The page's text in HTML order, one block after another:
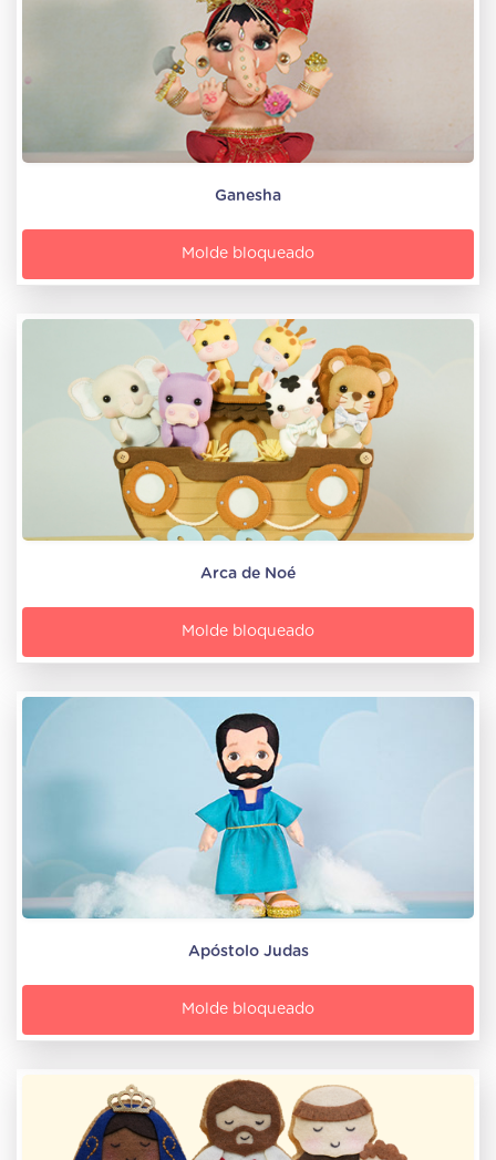
Ganesha
Molde bloqueado
Arca de Noé
Molde bloqueado
Apóstolo Judas
Molde bloqueado